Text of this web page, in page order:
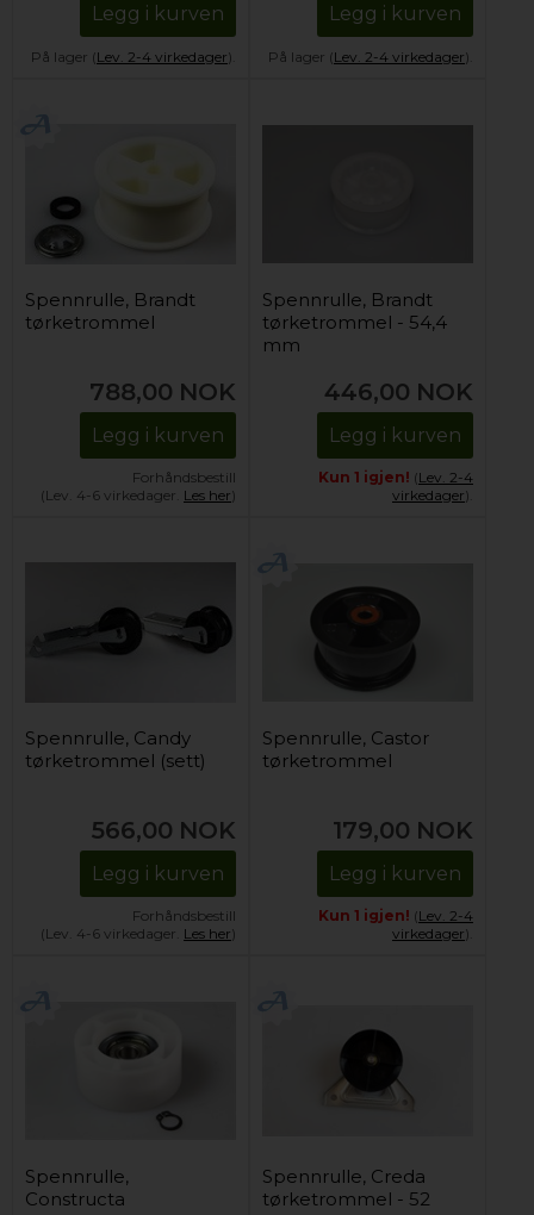
Legg i kurven
På lager (Lev. 2-4 virkedager).
Legg i kurven
På lager (Lev. 2-4 virkedager).
Spennrulle, Brandt
tørketrommel
788,00 NOK
Legg i kurven
Forhåndsbestill
(Lev. 4-6 virkedager. Les her)
Spennrulle, Brandt
tørketrommel - 54,4
mm
446,00 NOK
Legg i kurven
Kun 1 igjen! (Lev. 2-4
virkedager).
Spennrulle, Candy
tørketrommel (sett)
566,00 NOK
Legg i kurven
Forhåndsbestill
(Lev. 4-6 virkedager. Les her)
Spennrulle, Castor
tørketrommel
179,00 NOK
Legg i kurven
Kun 1 igjen! (Lev. 2-4
virkedager).
Spennrulle,
Constructa
Spennrulle, Creda
tørketrommel - 52